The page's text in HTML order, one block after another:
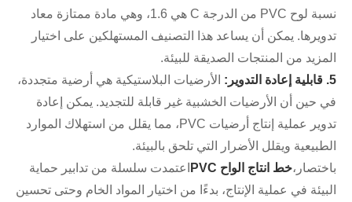
نسبة لوح PVC من الدرجة C هي 1.6، وهي مادة ممتازة معاد
تدويرها. يمكن أن يساعد هذا التصنيف المستهلكين على اختيار
المزيد من المنتجات الصديقة للبيئة.
5. قابلية إعادة التدوير:
الأرضيات البلاستيكية هي أرضية متجددة،
في حين أن الأرضيات الخشبية غير قابلة للتجديد. يمكن إعادة
تدوير عملية إنتاج أرضيات PVC، مما يقلل من استهلاك الموارد
الطبيعية ويقلل الأضرار التي تلحق بالبيئة.
باختصار،خط انتاج الواح PVC
اعتمدت سلسلة من تدابير حماية
البيئة في عملية الإنتاج، بدءًا من اختيار المواد الخام وحتى تحسين